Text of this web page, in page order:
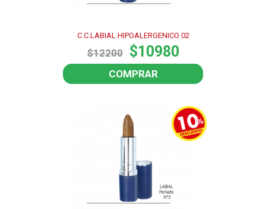
C.C.LABIAL HIPOALERGENICO 02
$12200 $10980
COMPRAR